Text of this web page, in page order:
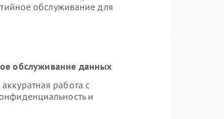
обслуживание для
обслуживание данных
работа с
и